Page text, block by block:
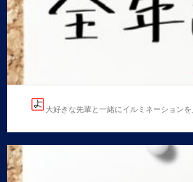
大好きな先輩と一緒にイルミネーション
する後輩